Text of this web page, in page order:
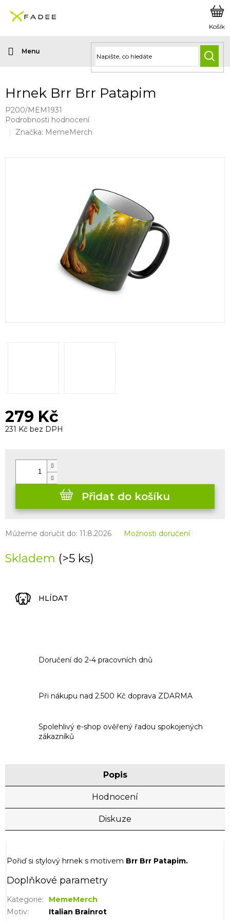
obsah
Hrnek Brr Brr Patapim
P200/MEM1931
Průměrné
hodnocení
Podrobnosti hodnocení
Značka: MemeMerch
279 Kč
231 Kč bez DPH
Skladem (>5 ks)
Můžeme doručit do: 11.8.2026 Možnosti doručení
Přidat do košíku
HLÍDAT
Doručení do 2-4 pracovních dnů
Při nákupu nad 2.500 Kč doprava ZDARMA
Spolehlivý e-shop ověřený řadou spokojených
zákazníků
Popis
Hodnocení
Diskuze
Pořiď si stylový hrnek s motivem Brr Brr Patapim.
Doplňkové parametry
Kategorie:
MemeMerch
Motiv:
Italian Brainrot